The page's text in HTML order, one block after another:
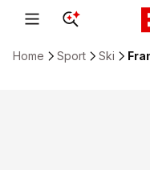
Home Sport Ski